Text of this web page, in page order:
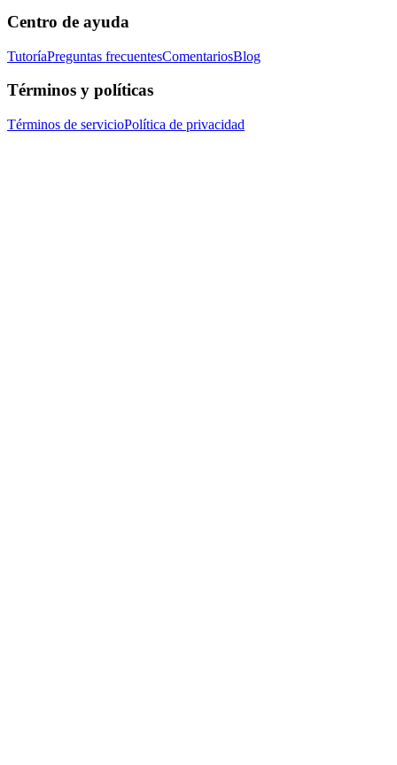
Centro de ayuda
TutoríaPreguntas frecuentesComentariosBlog
Términos y políticas
Términos de servicioPolítica de privacidad